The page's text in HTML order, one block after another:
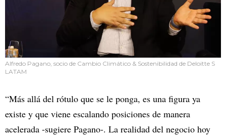
Alfredo Pagano, socio de Cambio Climático & Sostenibilidad de Deloitte S
LATAM
“Más allá del rótulo que se le ponga, es una figura ya
existe y que viene escalando posiciones de manera
acelerada -sugiere Pagano-. La realidad del negocio hoy